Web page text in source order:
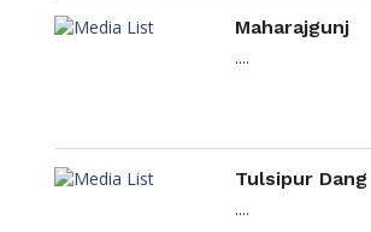
Maharajgunj
....
Tulsipur Dang
....